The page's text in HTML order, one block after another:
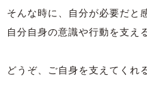
そんな時に、自分が必要だと
自分自身の意識や行動を支え
どうぞ、ご自身を支えてくれ